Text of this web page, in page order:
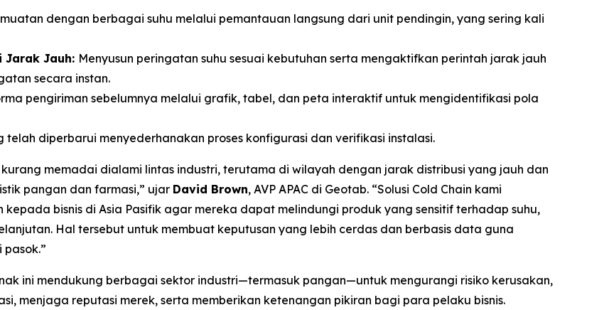
dengan berbagai suhu melalui pemantauan langsung dari unit pendingin, yang sering kali
Jarak Jauh: Menyusun peringatan suhu sesuai kebutuhan serta mengaktifkan perintah jarak jauh
secara instan.
pengiriman sebelumnya melalui grafik, tabel, dan peta interaktif untuk mengidentifikasi pola
telah diperbarui menyederhanakan proses konfigurasi dan verifikasi instalasi.
memadai dialami lintas industri, terutama di wilayah dengan jarak distribusi yang jauh dan
pangan dan farmasi,” ujar David Brown, AVP APAC di Geotab. “Solusi Cold Chain kami
bisnis di Asia Pasifik agar mereka dapat melindungi produk yang sensitif terhadap suhu,
Hal tersebut untuk membuat keputusan yang lebih cerdas dan berbasis data guna
ini mendukung berbagai sektor industri—termasuk pangan—untuk mengurangi risiko kerusakan,
menjaga reputasi merek, serta memberikan ketenangan pikiran bagi para pelaku bisnis.